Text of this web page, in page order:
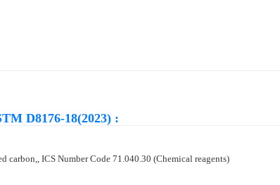
D8176-18(2023) :
carbon,, ICS Number Code 71.040.30 (Chemical reagents)